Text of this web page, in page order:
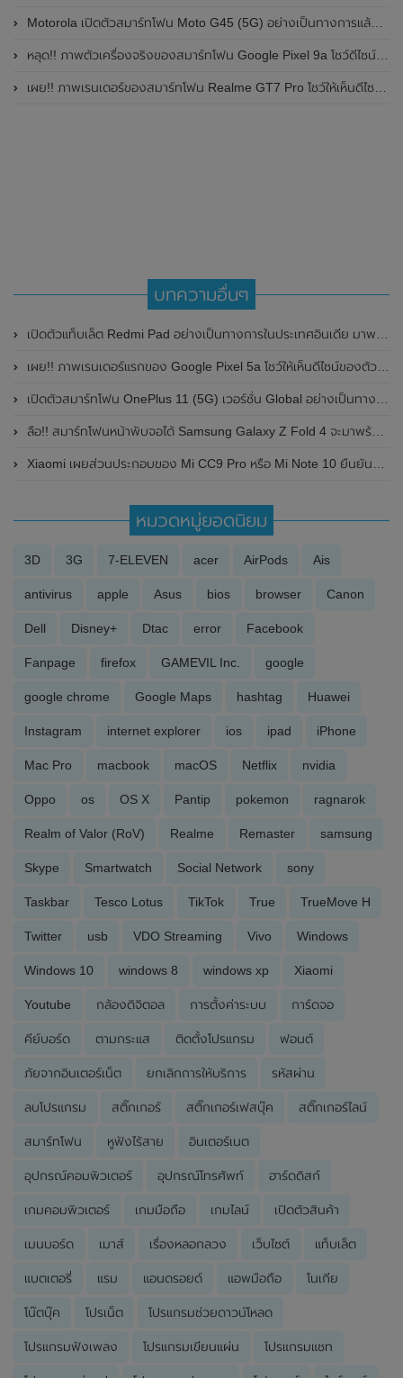
Motorola เปิดตัวสมาร์ทโฟน Moto G45 (5G) อย่างเป็นทางการแล้วในอินเดีย
หลุด!! ภาพตัวเครื่องจริงของสมาร์ทโฟน Google Pixel 9a โชว์ดีไซน์ใหม่ กล้องหลังแบนราบ ไม่มีกรอบของกล้องแล้ว
เผย!! ภาพเรนเดอร์ของสมาร์ทโฟน Realme GT7 Pro โชว์ให้เห็นดีไซน์ใหม่ พร้อมเผยรายละเอียดสเปกที่สำคัญบางส่วน
บทความอื่นๆ
เปิดตัวแท็บเล็ต Redmi Pad อย่างเป็นทางการในประเทศอินเดีย มาพร้อมหน้าจอแสดงผล LCD ขนาด 10.6 นิ้ว , แบตเตอรี่ 8000mAh และชิป Helio G99
เผย!! ภาพเรนเดอร์แรกของ Google Pixel 5a โชว์ให้เห็นดีไซน์ของตัวเครื่อง มาพร้อมกล้องหลังคู่ที่คุ้นตา
เปิดตัวสมาร์ทโฟน OnePlus 11 (5G) เวอร์ชั่น Global อย่างเป็นทางการแล้ว มาพร้อมชิปเซ็ต Qualcomm Snapdragon 8 Gen 2 , RAM สูงสุดขนาด 16GB และกล้องแบรนด์ Hasselblad
ลือ!! สมาร์ทโฟนหน้าพับจอได้ Samsung Galaxy Z Fold 4 จะมาพร้อมหน้าจอแสดงผลหลักขนาด 7.56 นิ้ว และรองรับช่องเสียบปากกา S Pen ในตัว
Xiaomi เผยส่วนประกอบของ Mi CC9 Pro หรือ Mi Note 10 ยืนยันความซ่อมง่าย
หมวดหมู่ยอดนิยม
3D 3G 7-ELEVEN acer AirPods Ais
antivirus apple Asus bios browser Canon
Dell Disney+ Dtac error Facebook
Fanpage firefox GAMEVIL Inc. google
google chrome Google Maps hashtag Huawei
Instagram internet explorer ios ipad iPhone
Mac Pro macbook macOS Netflix nvidia
Oppo os OS X Pantip pokemon ragnarok
Realm of Valor (RoV) Realme Remaster samsung
Skype Smartwatch Social Network sony
Taskbar Tesco Lotus TikTok True TrueMove H
Twitter usb VDO Streaming Vivo Windows
Windows 10 windows 8 windows xp Xiaomi
Youtube กล้องดิจิตอล การตั้งค่าระบบ การ์ดจอ
คีย์บอร์ด ตามกระแส ติดตั้งโปรแกรม ฟอนต์
ภัยจากอินเตอร์เน็ต ยกเลิกการให้บริการ รหัสผ่าน
ลบโปรแกรม สติ๊กเกอร์ สติ๊กเกอร์เฟสบุ๊ค สติ๊กเกอร์ไลน์
สมาร์ทโฟน หูฟังไร้สาย อินเตอร์เนต
อุปกรณ์คอมพิวเตอร์ อุปกรณ์โทรศัพท์ ฮาร์ดดิสก์
เกมคอมพิวเตอร์ เกมมือถือ เกมไลน์ เปิดตัวสินค้า
เมนบอร์ด เมาส์ เรื่องหลอกลวง เว็บไซต์ แท็บเล็ต
แบตเตอรี่ แรม แอนดรอยด์ แอพมือถือ โนเกีย
โน๊ตบุ๊ค โปรเน็ต โปรแกรมช่วยดาวน์โหลด
โปรแกรมฟังเพลง โปรแกรมเขียนแผ่น โปรแกรมแชท